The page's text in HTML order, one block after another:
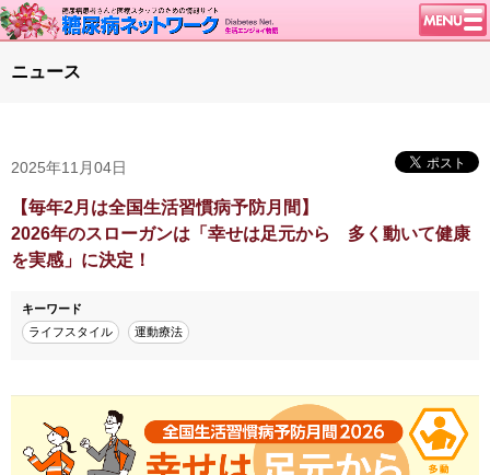
談話室BBS
糖尿病のきほん
特集・連載
インスリンポンプ
血糖トレンド
特集・連載 一覧へ
1型ライフ
ニュース
2025年11月04日
【毎年2月は全国生活習慣病予防月間】
2026年のスローガンは「幸せは足元から 多く動いて健康
を実感」に決定！
キーワード
ライフスタイル
運動療法